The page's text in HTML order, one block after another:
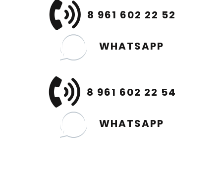
8 961 602 22 52
WHATSAPP
8 961 602 22 54
WHATSAPP